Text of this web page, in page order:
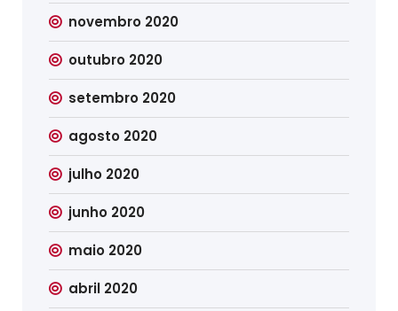
novembro 2020
outubro 2020
setembro 2020
agosto 2020
julho 2020
junho 2020
maio 2020
abril 2020